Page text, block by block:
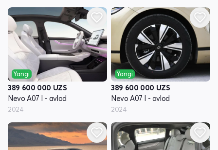
Yangi
389 600 000 UZS
Nevo A07 I - avlod
2024
Yangi
389 600 000 UZS
Nevo A07 I - avlod
2024